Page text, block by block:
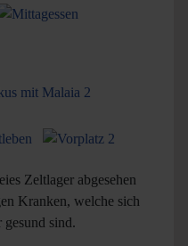
Zeltlager abgesehen
Kranken, welche sich
gesund sind.